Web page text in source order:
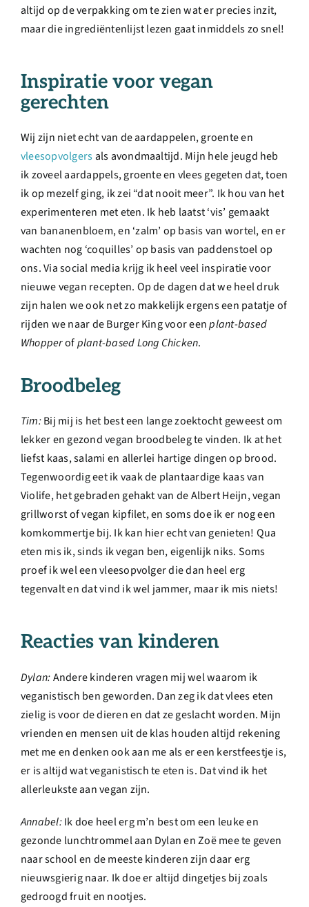
altijd op de verpakking om te zien wat er precies inzit,
maar die ingrediëntenlijst lezen gaat inmiddels zo snel!
Inspiratie voor vegan
gerechten
Wij zijn niet echt van de aardappelen, groente en
vleesopvolgers als avondmaaltijd. Mijn hele jeugd heb
ik zoveel aardappels, groente en vlees gegeten dat, toen
ik op mezelf ging, ik zei “dat nooit meer”. Ik hou van het
experimenteren met eten. Ik heb laatst ‘vis’ gemaakt
van bananenbloem, en ‘zalm’ op basis van wortel, en er
wachten nog ‘coquilles’ op basis van paddenstoel op
ons. Via social media krijg ik heel veel inspiratie voor
nieuwe vegan recepten. Op de dagen dat we heel druk
zijn halen we ook net zo makkelijk ergens een patatje of
rijden we naar de Burger King voor eenplant-based
Whopperofplant-based Long Chicken.
Broodbeleg
Tim:Bij mij is het best een lange zoektocht geweest om
lekker en gezond vegan broodbeleg te vinden. Ik at het
liefst kaas, salami en allerlei hartige dingen op brood.
Tegenwoordig eet ik vaak de plantaardige kaas van
Violife, het gebraden gehakt van de Albert Heijn, vegan
grillworst of vegan kipfilet, en soms doe ik er nog een
komkommertje bij. Ik kan hier echt van genieten! Qua
eten mis ik, sinds ik vegan ben, eigenlijk niks. Soms
proef ik wel een vleesopvolger die dan heel erg
tegenvalt en dat vind ik wel jammer, maar ik mis niets!
Reacties van kinderen
Dylan:Andere kinderen vragen mij wel waarom ik
veganistisch ben geworden. Dan zeg ik dat vlees eten
zielig is voor de dieren en dat ze geslacht worden. Mijn
vrienden en mensen uit de klas houden altijd rekening
met me en denken ook aan me als er een kerstfeestje is,
er is altijd wat veganistisch te eten is. Dat vind ik het
allerleukste aan vegan zijn.
Annabel:Ik doe heel erg m’n best om een leuke en
gezonde lunchtrommel aan Dylan en Zoë mee te geven
naar school en de meeste kinderen zijn daar erg
nieuwsgierig naar. Ik doe er altijd dingetjes bij zoals
gedroogd fruit en nootjes.